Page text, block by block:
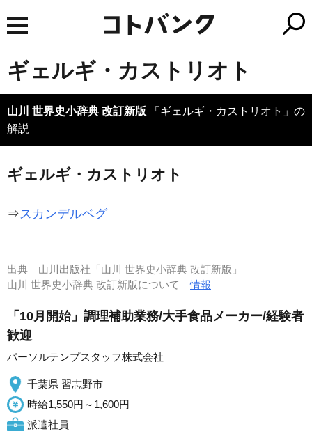
ギェルギ・カストリオト
山川 世界史小辞典 改訂新版 「ギェルギ・カストリオト」の
解説
ギェルギ・カストリオト
⇒スカンデルベグ
出典 山川出版社「山川 世界史小辞典 改訂新版」
山川 世界史小辞典 改訂新版について情報
「10月開始」調理補助業務/大手食品メーカー/経験者
歓迎
パーソルテンプスタッフ株式会社
千葉県 習志野市
時給1,550円～1,600円
派遣社員